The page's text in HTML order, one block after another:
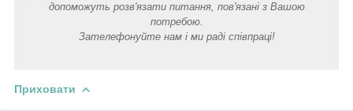
допоможуть розв'язати питання, пов'язані з Вашою
потребою.
Зателефонуйте нам і ми раді співпраці!
Приховати